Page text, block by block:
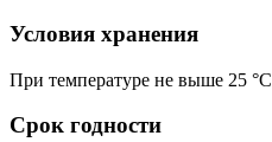
Условия хранения
При температуре не выше 25 °C
Срок годности